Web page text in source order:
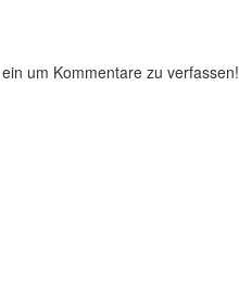
um Kommentare zu verfassen!